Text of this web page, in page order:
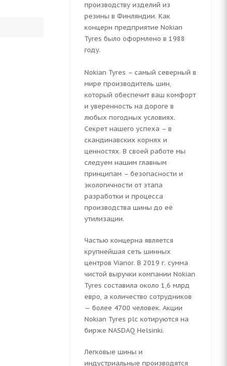
производству изделий из
резины в Финляндии. Как
концерн предприятие Nokian
Tyres было оформлено в 1988
году.
Nokian Tyres – самый северный в
мире производитель шин,
который обеспечит ваш комфорт
и уверенность на дороге в
любых погодных условиях.
Секрет нашего успеха – в
скандинавских корнях и
ценностях. В своей работе мы
следуем нашим главным
принципам – безопасности и
экологичности от этапа
разработки и процесса
производства шины до её
утилизации.
Частью концерна является
крупнейшая сеть шинных
центров Vianor. В 2019 г. сумма
чистой выручки компании Nokian
Tyres составила около 1,6 млрд
евро, а количество сотрудников
— более 4700 человек. Акции
Nokian Tyres plc котируются на
бирже NASDAQ Helsinki.
Легковые шины и
индустриальные производятся